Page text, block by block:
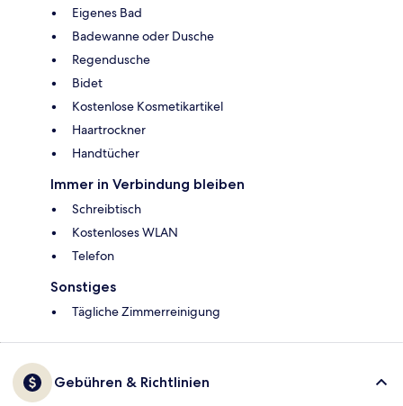
Eigenes Bad
Badewanne oder Dusche
Regendusche
Bidet
Kostenlose Kosmetikartikel
Haartrockner
Handtücher
Immer in Verbindung bleiben
Schreibtisch
Kostenloses WLAN
Telefon
Sonstiges
Tägliche Zimmerreinigung
Gebühren & Richtlinien